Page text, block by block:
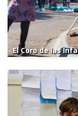
El Coro de las